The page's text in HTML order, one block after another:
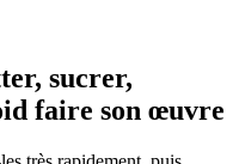
sucrer,
faire son œuvre